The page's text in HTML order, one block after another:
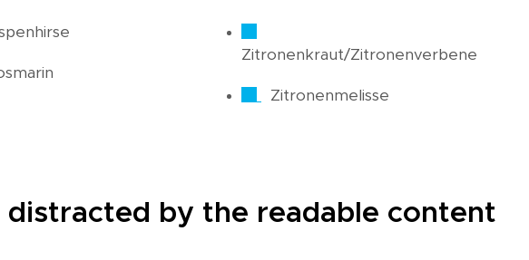
Zitronenkraut/Zitronenverbene
Zitronenmelisse
by the readable content